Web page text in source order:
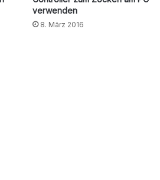
verwenden
8. März 2016